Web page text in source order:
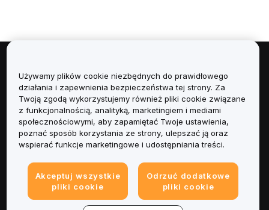
Informacje
Usługi
Obsługa Klienta
Informacje prawne
Używamy plików cookie niezbędnych do prawidłowego
działania i zapewnienia bezpieczeństwa tej strony. Za
Twoją zgodą wykorzystujemy również pliki cookie związane
z funkcjonalnością, analityką, marketingiem i mediami
społecznościowymi, aby zapamiętać Twoje ustawienia,
poznać sposób korzystania ze strony, ulepszać ją oraz
wspierać funkcje marketingowe i udostępniania treści.
Akceptuj wszystkie
pliki cookie
Odrzuć dodatkowe
pliki cookie